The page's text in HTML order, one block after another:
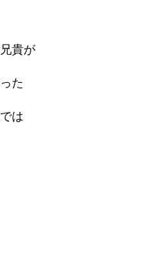
貴が
た
は